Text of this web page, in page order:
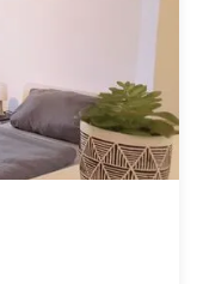
wechseln
wechseln
wechseln
wechseln
wechseln
wechseln